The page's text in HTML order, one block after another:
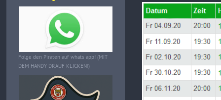
Folge den Piraten auf whats app! (MIT
DEM HANDY DRAUF KLICKEN!)